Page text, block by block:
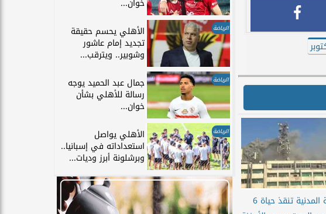
الحماية المدنية تنقذ حياة 6
الرياضة الأهلي يحسم حقيقة
تجديد إمام عاشور
وشوبير.. ويترقب...
الرياضة جمال عبد الحميد يوجه
رسالة للأهلي بشأن
خوان...
الرياضة الأهلي يواصل
استعداداته في إسبانيا..
وبرشلونة أبرز وديات...